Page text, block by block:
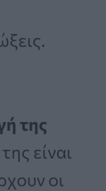
της
της είναι
οι